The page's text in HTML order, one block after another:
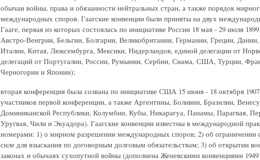
обычаи войны, права и обязанности нейтральных стран, а также порядок
международных споров. Гаагские конвенции были приняты на двух
Гааге, первая из которых состоялась по инициативе России 18 мая - 29 июля 1899
Австро-Венгрии, Бельгии, Болгарии, Великобритании, Германии, Греции,
Италии, Китая, Люксембурга, Мексики, Нидерландов, единой делегации от
делегаций от Португалии, России, Румынии, Сербии, Сиама, США, Турции,
Черногории и Японии);
вторая конференция была созвана по инициативе США 15 июня - 18 октября 1907
участников первой конференции, а также Аргентины, Боливии, Бразилии,
Доминиканской Республики, Колумбии, Кубы, Никарагуа, Панамы, Парагвая,
Уругвая, Чили и Экуадора). Гаагские конвенции известны в международной
номерами: 1) о мирном разрешении международных споров; 2) об ограничении
силе для взыскания по договорным долговым обязательствам; 3) об открытии
законах и обычаях сухопутной войны (дополнена Женевскими конвенциями